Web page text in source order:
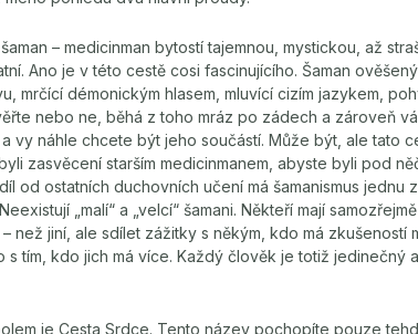
– medicinman bytostí tajemnou, mystickou, až
Ano je v této cestě cosi fascinujícího. Šaman
mrčící démonickým hlasem, mluvící cizím jazykem,
nebo ne, běhá z toho mráz po zádech a zároveň
vy náhle chcete být jeho součástí. Může být, ale tato
zasvěcení starším medicinmanem, abyste byli pod
od ostatních duchovních učení má šamanismus jednu
„malí“ a „velcí“ šamani. Někteří mají
než jiní, ale sdílet zážitky s někým, kdo má zkušeností
tím, kdo jich má více. Každý člověk je totiž jedinečný
je Cesta Srdce. Tento název pochopíte pouze